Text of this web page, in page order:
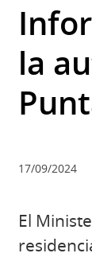
la
17/09/2024
El